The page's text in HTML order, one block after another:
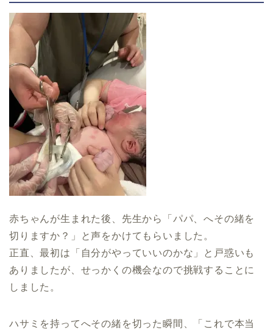
赤ちゃんが生まれた後、先生から「パパ、へその緒を
切りますか？」と声をかけてもらいました。
正直、最初は「自分がやっていいのかな」と戸惑いも
ありましたが、せっかくの機会なので挑戦することに
しました。
ハサミを持ってへその緒を切った瞬間、「これで本当